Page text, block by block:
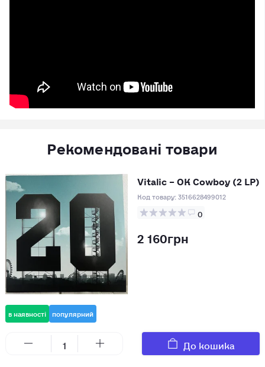
Рекомендовані товари
в наявності популярний
Vitalic – OK Cowboy (2 LP)
Код товару:3516628499012
0
2 160грн
До кошика